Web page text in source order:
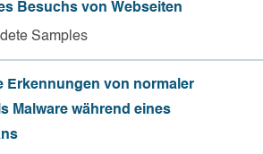
Besuchs von Webseiten
Samples
Erkennungen von normaler
Malware während eines